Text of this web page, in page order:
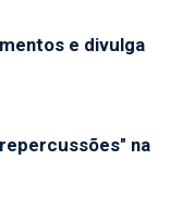
e divulga
na